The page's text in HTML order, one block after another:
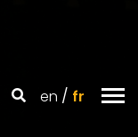
en fr